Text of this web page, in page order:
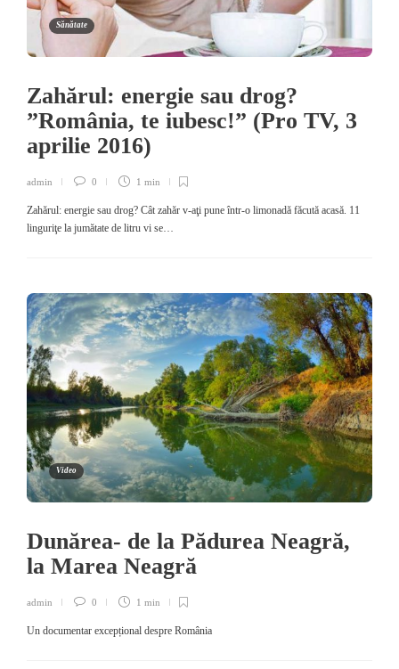
Sănătate
Zahărul: energie sau drog?
”România, te iubesc!” (Pro TV, 3
aprilie 2016)
admin 0 1 min
Zahărul: energie sau drog? Cât zahăr v-aţi pune într-o limonadă făcută acasă. 11
linguriţe la jumătate de litru vi se…
Video
Dunărea- de la Pădurea Neagră,
la Marea Neagră
admin 0 1 min
Un documentar excepțional despre România